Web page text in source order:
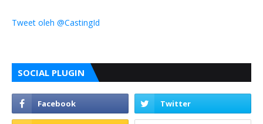
Tweet oleh @CastingId
SOCIAL PLUGIN